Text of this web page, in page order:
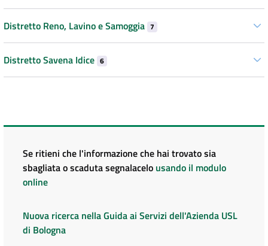
Distretto Reno, Lavino e Samoggia 7
Distretto Savena Idice 6
Se ritieni che l'informazione che hai trovato sia
sbagliata o scaduta segnalacelo usando il modulo
online
Nuova ricerca nella Guida ai Servizi dell'Azienda USL
di Bologna